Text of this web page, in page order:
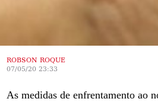
ROBSON ROQUE
07/05/20 23:33
As medidas de enfrentamento ao